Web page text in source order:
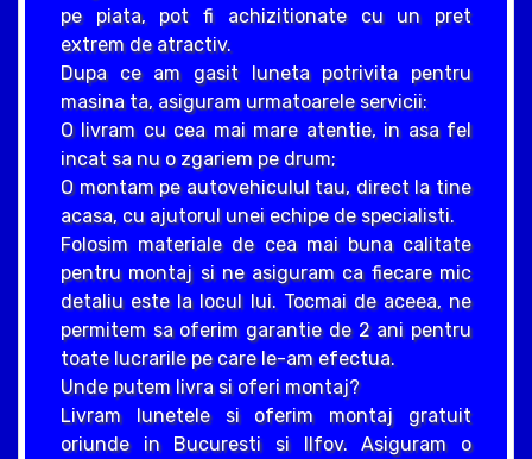
pe piata, pot fi achizitionate cu un pret
extrem de atractiv.
Dupa ce am gasit luneta potrivita pentru
masina ta, asiguram urmatoarele servicii:
O livram cu cea mai mare atentie, in asa fel
incat sa nu o zgariem pe drum;
O montam pe autovehiculul tau, direct la tine
acasa, cu ajutorul unei echipe de specialisti.
Folosim materiale de cea mai buna calitate
pentru montaj si ne asiguram ca fiecare mic
detaliu este la locul lui. Tocmai de aceea, ne
permitem sa oferim garantie de 2 ani pentru
toate lucrarile pe care le-am efectua.
Unde putem livra si oferi montaj?
Livram lunetele si oferim montaj gratuit
oriunde in Bucuresti si Ilfov. Asiguram o